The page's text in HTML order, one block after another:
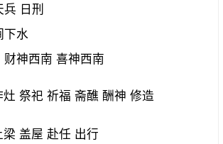
酝酿 造车器
立券 置产
祈福 求嗣
兵 日刑
下水
财神西南 喜神西南
灶 祭祀 祈福 斋醮 酬神 修造
梁 盖屋 赴任 出行